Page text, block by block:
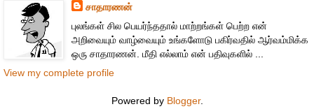
சாதாரணன்
புலங்கள் சில பெயர்ந்ததால் மாற்றங்கள் பெற்ற என்
அறிவையும் வாழ்வையும் உங்களோடு பகிர்வதில் ஆர்வம்மிக்க
ஒரு சாதாரணன். மீதி எல்லாம் என் பதிவுகளில் ...
View my complete profile
Powered by Blogger.